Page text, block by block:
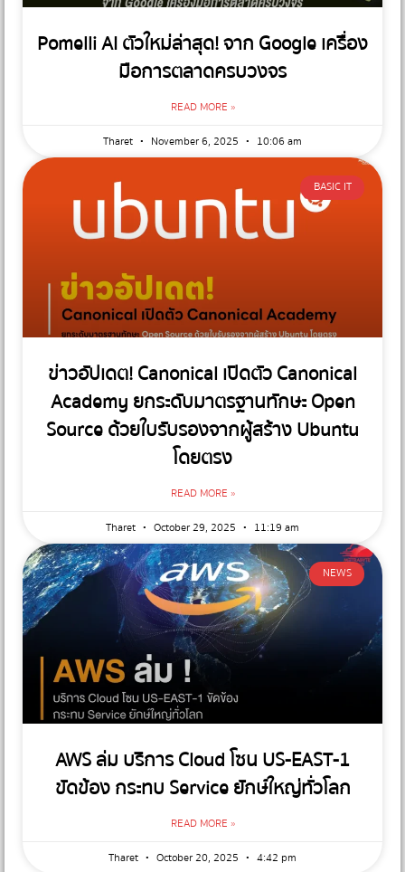
Pomelli AI ตัวใหม่ล่าสุด! จาก Google เครื่อง
มือการตลาดครบวงจร
READ MORE »
Tharet
November 6, 2025 10:06 am
BASIC IT
ข่าวอัปเดต! Canonical เปิดตัว Canonical
Academy ยกระดับมาตรฐานทักษะ Open
Source ด้วยใบรับรองจากผู้สร้าง Ubuntu
โดยตรง
READ MORE »
Tharet
October 29, 2025 11:19 am
NEWS
AWS ล่ม บริการ Cloud โซน US-EAST-1
ขัดข้อง กระทบ Service ยักษ์ใหญ่ทั่วโลก
READ MORE »
Tharet
October 20, 2025 4:42 pm